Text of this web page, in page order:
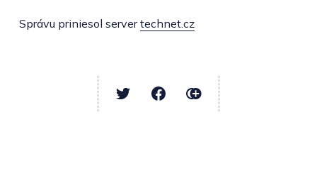
Správu priniesol servertechnet.cz